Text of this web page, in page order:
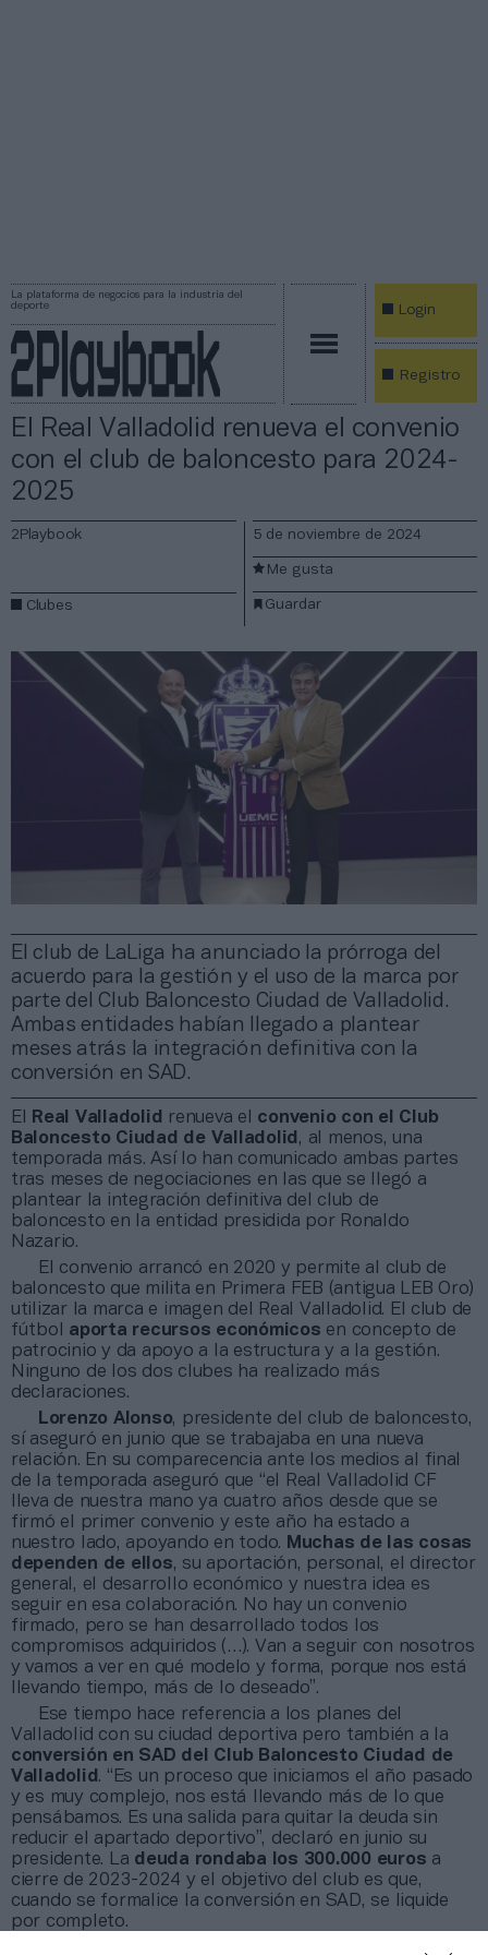
La plataforma de negocios para la industria del
deporte
Login
Registro
El Real Valladolid renueva el convenio
con el club de baloncesto para 2024-
2025
El club de LaLiga ha anunciado la prórroga del
acuerdo para la gestión y el uso de la marca por
parte del Club Baloncesto Ciudad de Valladolid.
Ambas entidades habían llegado a plantear
meses atrás la integración definitiva con la
conversión en SAD.
2Playbook
Clubes
5 de noviembre de 2024
Guardar
Me gusta
El Real Valladolid renueva el convenio con el Club
Baloncesto Ciudad de Valladolid , al menos, una
temporada más. Así lo han comunicado ambas partes
tras meses de negociaciones en las que se llegó a
plantear la integración definitiva del club de
baloncesto en la entidad presidida por Ronaldo
Nazario.
El convenio arrancó en 2020 y permite al club de
baloncesto que milita en Primera FEB (antigua LEB Oro)
utilizar la marca e imagen del Real Valladolid. El club de
fútbol aporta recursos económicos en concepto de
patrocinio y da apoyo a la estructura y a la gestión.
Ninguno de los dos clubes ha realizado más
declaraciones.
Lorenzo Alonso, presidente del club de baloncesto,
sí aseguró en junio que se trabajaba en una nueva
relación. En su comparecencia ante los medios al final
de la temporada aseguró que “el Real Valladolid CF
lleva de nuestra mano ya cuatro años desde que se
firmó el primer convenio y este año ha estado a
nuestro lado, apoyando en todo. Muchas de las cosas
dependen de ellos, su aportación, personal, el director
general, el desarrollo económico y nuestra idea es
seguir en esa colaboración. No hay un convenio
firmado, pero se han desarrollado todos los
compromisos adquiridos (…). Van a seguir con nosotros
y vamos a ver en qué modelo y forma, porque nos está
llevando tiempo, más de lo deseado”.
Ese tiempo hace referencia a los planes del
Valladolid con su ciudad deportiva pero también a la
conversión en SAD del Club Baloncesto Ciudad de
Valladolid . “Es un proceso que iniciamos el año pasado
y es muy complejo, nos está llevando más de lo que
pensábamos. Es una salida para quitar la deuda sin
reducir el apartado deportivo”, declaró en junio su
presidente. La deuda rondaba los 300.000 euros a
cierre de 2023-2024 y el objetivo del club es que,
cuando se formalice la conversión en SAD, se liquide
por completo.